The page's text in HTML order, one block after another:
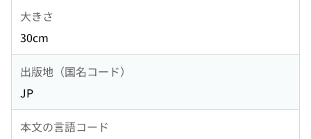
大きさ
30cm
出版地（国名コード）
JP
本文の言語コード